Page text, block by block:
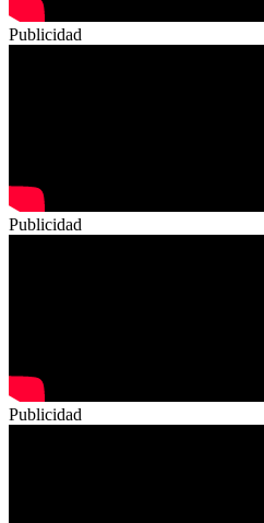
Publicidad
Publicidad
Publicidad